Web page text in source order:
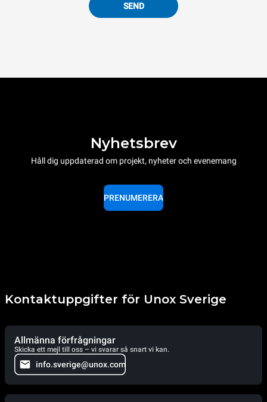
SEND
Nyhetsbrev
Håll dig uppdaterad om projekt, nyheter och evenemang
PRENUMERERA
Kontaktuppgifter för Unox Sverige
Allmänna förfrågningar
Skicka ett mejl till oss – vi svarar så snart vi kan.
info.sverige@unox.com